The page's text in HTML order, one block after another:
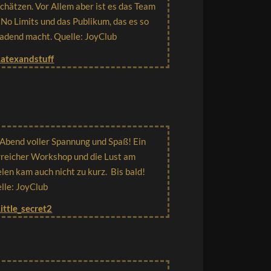
Vor Allem aber ist es das Team
Limits und das Publikum, das es so
macht. Quelle: JoyClub
voller Spannung und Spaß! Ein
Workshop und die Lust am
kam auch nicht zu kurz. Bis bald!
JoyClub